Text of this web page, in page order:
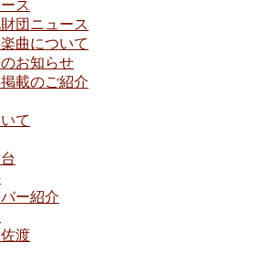
ス
団ニュース
曲について
お知らせ
載のご紹介
て
ー紹介
渡